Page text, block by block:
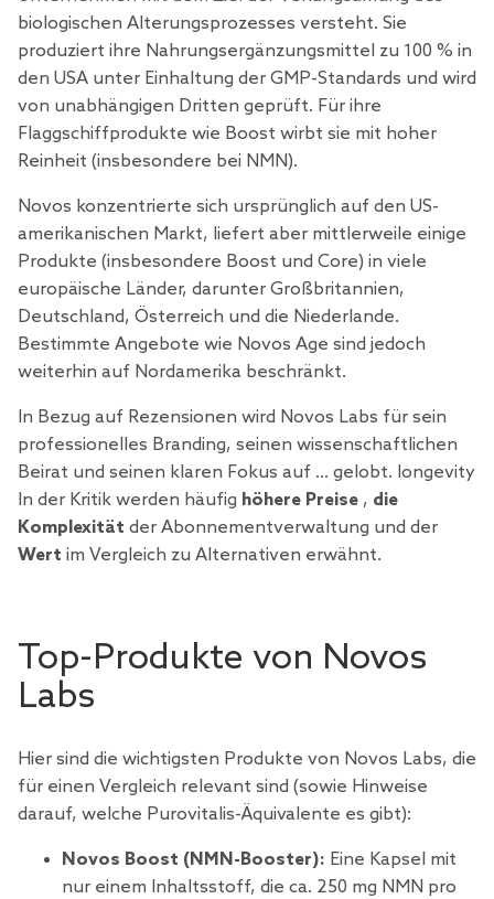
biologischen Alterungsprozesses versteht. Sie
produziert ihre Nahrungsergänzungsmittel zu 100 % in
den USA unter Einhaltung der GMP-Standards und wird
von unabhängigen Dritten geprüft. Für ihre
Flaggschiffprodukte wie Boost wirbt sie mit hoher
Reinheit (insbesondere bei NMN).
Novos konzentrierte sich ursprünglich auf den US-
amerikanischen Markt, liefert aber mittlerweile einige
Produkte (insbesondere Boost und Core) in viele
europäische Länder, darunter Großbritannien,
Deutschland, Österreich und die Niederlande.
Bestimmte Angebote wie Novos Age sind jedoch
weiterhin auf Nordamerika beschränkt.
In Bezug auf Rezensionen wird Novos Labs für sein
professionelles Branding, seinen wissenschaftlichen
Beirat und seinen klaren Fokus auf … gelobt. longevity
In der Kritik werden häufig höhere Preise , die
Komplexität der Abonnementverwaltung und der
Wert im Vergleich zu Alternativen erwähnt.
Top-Produkte von Novos
Labs
Hier sind die wichtigsten Produkte von Novos Labs, die
für einen Vergleich relevant sind (sowie Hinweise
darauf, welche Purovitalis-Äquivalente es gibt):
Novos Boost (NMN-Booster): Eine Kapsel mit
nur einem Inhaltsstoff, die ca. 250 mg NMN pro